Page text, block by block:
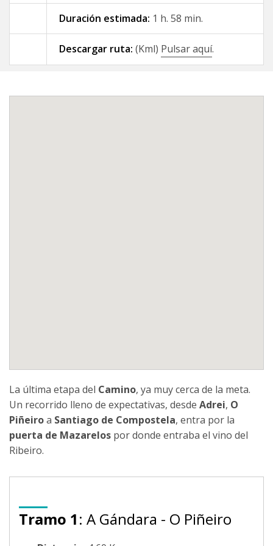
09 - A Gándara - Santiago de
Compostela
Duración estimada: 1 h. 58 min.
Descargar ruta: (Kml) Pulsar aquí.
La última etapa del Camino, ya muy cerca de la meta.
Un recorrido lleno de expectativas, desde Adrei, O
Piñeiroa Santiago de Compostela, entra por la
puerta de Mazarelos por donde entraba el vino del
Ribeiro.
Tramo 1: A Gándara - O Piñeiro